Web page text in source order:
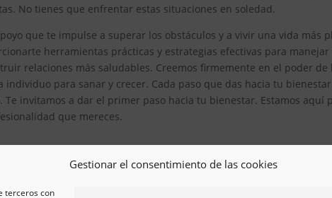
Gestionar el consentimiento de las cookies
terceros con
No tienes que enfrentar estas situaciones en soledad.
que te impulse a superar los obstáculos y a vivir una vida más
herramientas prácticas y estrategias efectivas para
relaciones más saludables. Creemos firmemente en el poder de
individuo para sanar y crecer. Cada paso que das hacia tu
invitamos a dar el primer paso hacia tu bienestar. Estamos aquí
que mereces.